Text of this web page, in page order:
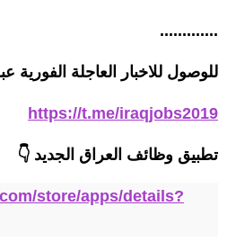
.............
للوصول للاخبار العاجلة الفورية
https://t.me/iraqjobs2019
تطبيق وظائف العراق الجديد 👇
store/apps/details?